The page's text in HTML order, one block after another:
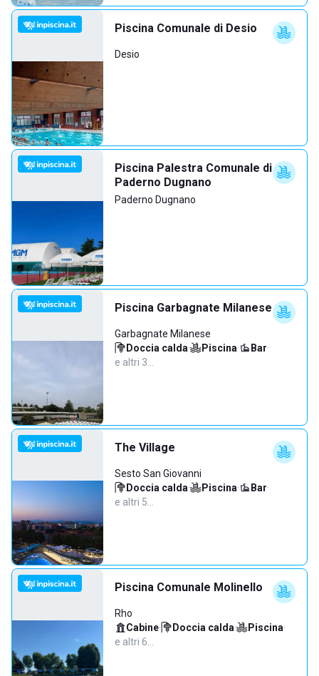
Piscina Comunale di Desio
Desio
Piscina Palestra Comunale di
Paderno Dugnano
Paderno Dugnano
Piscina Garbagnate Milanese
Garbagnate Milanese
Doccia calda· Piscina· Bar·
e altri 3…
The Village
Sesto San Giovanni
Doccia calda· Piscina· Bar·
e altri 5…
Piscina Comunale Molinello
Rho
Cabine· Doccia calda· Piscina·
e altri 6…